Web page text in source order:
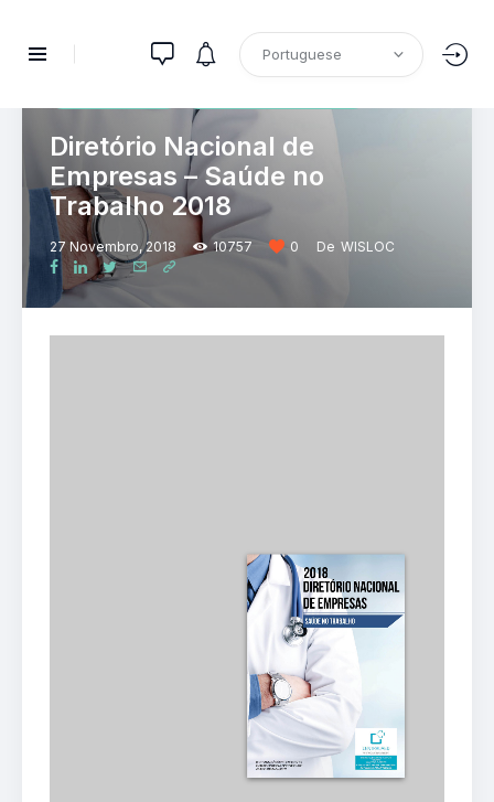
DIRETÓRIO NACIONAL DE EMPRESAS
Diretório Nacional de
Empresas – Saúde no
Trabalho 2018
27 Novembro, 2018 10757 0 De WISLOC